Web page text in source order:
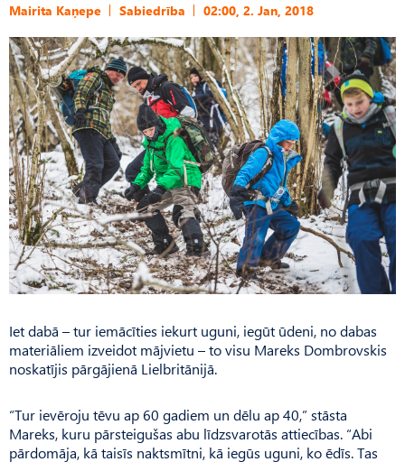
Mairita Kaņepe Sabiedrība 02:00, 2. Jan, 2018
Iet dabā – tur iemācīties iekurt uguni, iegūt ūdeni, no dabas
materiāliem izveidot mājvietu – to visu Mareks Dombrovskis
noskatījis pārgājienā Lielbritānijā.
“Tur ievēroju tēvu ap 60 gadiem un dēlu ap 40,” stāsta
Mareks, kuru pārsteigušas abu līdzsvarotās attiecības. “Abi
pārdomāja, kā taisīs naktsmītni, kā iegūs uguni, ko ēdīs. Tas